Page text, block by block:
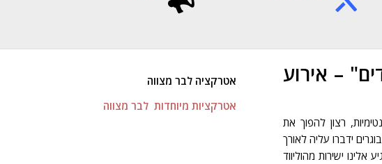
– אירוע
רצון להפוך את
ידברו עליה לאורך
אלינו ישירות מהוליווד
אטרקציה לבר מצווה
אטרקציות מיוחדות לבר מצווה